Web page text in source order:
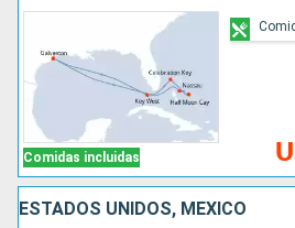
Comidas incluidas
ESTADOS UNIDOS, MÉXICO